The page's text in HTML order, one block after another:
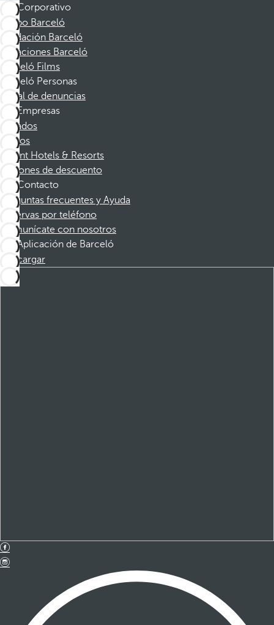
Corporativo
Grupo Barceló
Fundación Barceló
Vacaciones Barceló
Barceló Films
Barceló Personas
Canal de denuncias
Empresas
Afiliados
Socios
Dorint Hotels & Resorts
Cupones de descuento
Contacto
Preguntas frecuentes y Ayuda
Reservas por teléfono
Comunícate con nosotros
Aplicación de Barceló
Descargar